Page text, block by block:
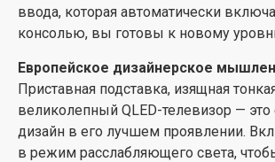
ввода, которая автоматически
консолью, вы готовы к новому
Европейское дизайнерское
Приставная подставка, изящная
великолепный QLED-телевизор —
дизайн в его лучшем проявлении.
в режим расслабляющего света,